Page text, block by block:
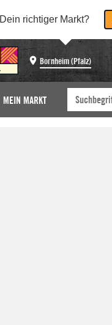
Dein richtiger Markt?
Bornheim (Pfalz)
MEIN MARKT